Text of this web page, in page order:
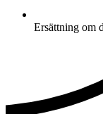
Ersättning om